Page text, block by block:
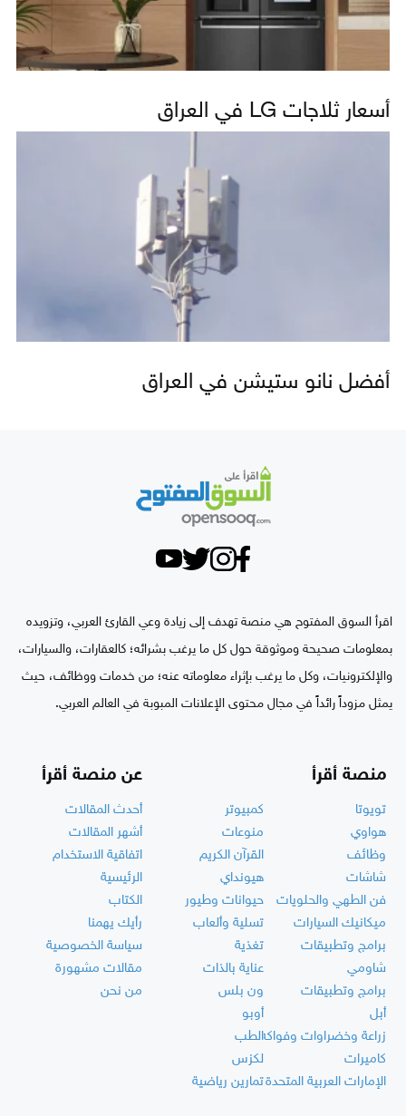
أسعار ثلاجات LG في العراق
أفضل نانو ستيشن في العراق
اقرأ السوق المفتوح هي منصة تهدف إلى زيادة وعي القارئ العربي، وتزويده
بمعلومات صحيحة وموثوقة حول كل ما يرغب بشرائه؛ كالعقارات، والسيارات،
والإلكترونيات، وكل ما يرغب بإثراء معلوماته عنه؛ من خدمات ووظائف، حيث
يمثل مزوداً رائداً في مجال محتوى الإعلانات المبوبة في العالم العربي.
منصة أقرأ
تويوتا
كمبيوتر
هواوي
منوعات
وظائف
القرآن الكريم
شاشات
هيونداي
فن الطهي والحلويات
حيوانات وطيور
ميكانيك السيارات
تسلية وألعاب
برامج وتطبيقات
تغذية
شاومي
عناية بالذات
برامج وتطبيقات
ون بلس
أبل
أوبو
زراعة وخضراوات وفواكهالطب
كاميرات
لكزس
الإمارات العربية المتحدةتمارين رياضية
عن منصة أقرأ
أحدث المقالات
أشهر المقالات
اتفاقية الاستخدام
الرئيسية
الكتاب
رأيك يهمنا
سياسة الخصوصية
مقالات مشهورة
من نحن